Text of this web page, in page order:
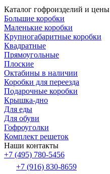
Каталог гофроизделий и цены
Большие коробки
Маленькие коробки
Крупногабаритные коробки
Квадратные
Прямоугольные
Плоские
Октабины в наличии
Коробки для переезда
Подарочные коробки
Крышка-дно
Для еды
Для обуви
Гофроуголки
Комплект решеток
Наши контакты
+7 (495) 780-5456
+7 (916) 830-8659